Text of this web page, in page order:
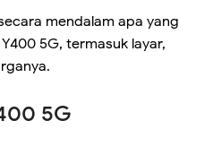
mendalam apa yang
5G, termasuk layar,
5G